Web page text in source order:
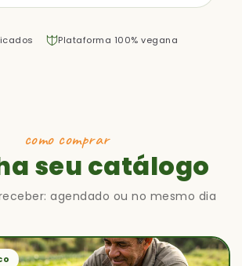
Plataforma 100% vegana
como comprar
seu catálogo
agendado ou no mesmo dia